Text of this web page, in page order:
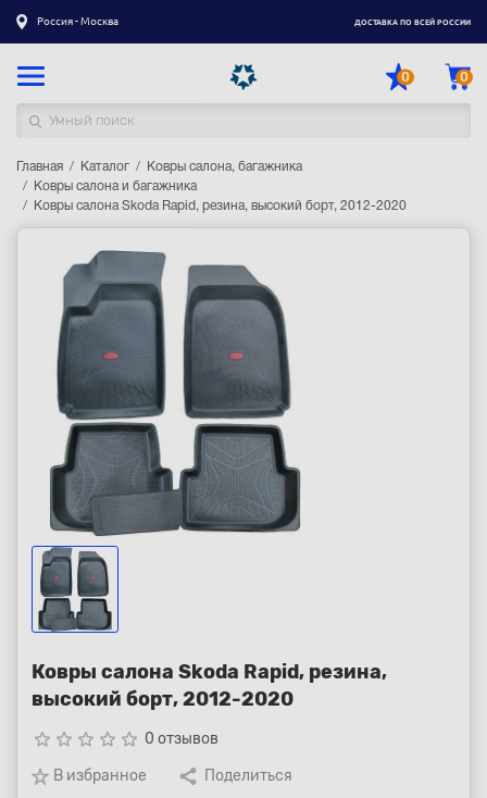
Россия - Москва ДОСТАВКА ПО ВСЕЙ РОССИИ
0 0
Каталог товаров
Регистрация
Гарантия
Оптовым и корпоративным клиентам
Республика Коми - Сыктывкар
+7 (800) 250-15-01
Главная Каталог
Ковры салона, багажника
Ковры салона и багажника
Ковры салона Skoda Rapid, резина, высокий борт, 2012-2020
Ковры салона Skoda Rapid, резина,
высокий борт, 2012-2020
star_border star_border star_border star_border star_border 0 отзывов
В избранное
Поделиться